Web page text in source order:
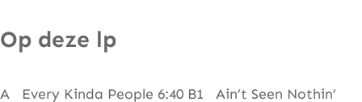
u
Op deze lp
A Every Kinda People 6:40 B1 Ain’t Seen Nothin’